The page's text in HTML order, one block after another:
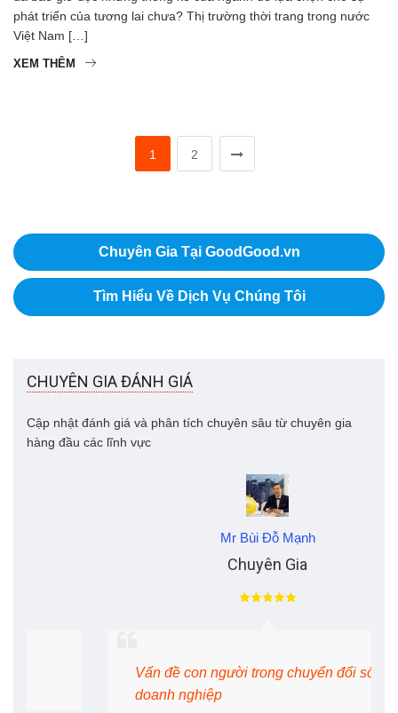
phát triển của tương lai chưa? Thị trường thời trang trong nước
Việt Nam […]
XEM THÊM
1 2
Chuyên Gia Tại GoodGood.vn
Tìm Hiểu Về Dịch Vụ Chúng Tôi
CHUYÊN GIA ĐÁNH GIÁ
Cập nhật đánh giá và phân tích chuyên sâu từ chuyên gia
hàng đầu các lĩnh vực
Mr Bùi Đỗ Mạnh
Chuyên Gia
Vấn đề con người trong chuyển đổi số
doanh nghiệp